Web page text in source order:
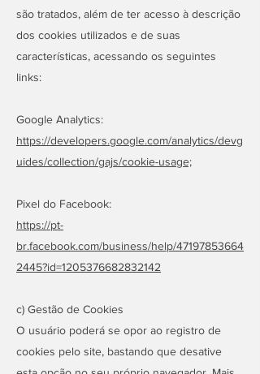
são tratados, além de ter acesso à descrição
dos cookies utilizados e de suas
características, acessando os seguintes
links:
Google Analytics:
https://developers.google.com/analytics/devg
uides/collection/gajs/cookie-usage;
Pixel do Facebook:
https://pt-
br.facebook.com/business/help/47197853664
2445?id=1205376682832142
c) Gestão de Cookies
O usuário poderá se opor ao registro de
cookies pelo site, bastando que desative